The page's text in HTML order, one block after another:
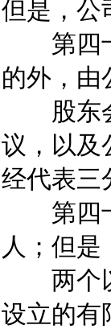
但是，公
第四十
的外，由
股东会
议，以及
经代表三
第四十
人；但
两个以
设立的有